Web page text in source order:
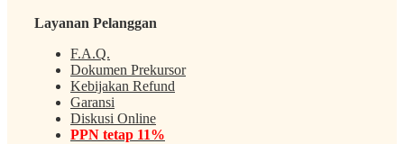
Layanan Pelanggan
F.A.Q.
Dokumen Prekursor
Kebijakan Refund
Garansi
Diskusi Online
PPN tetap 11%